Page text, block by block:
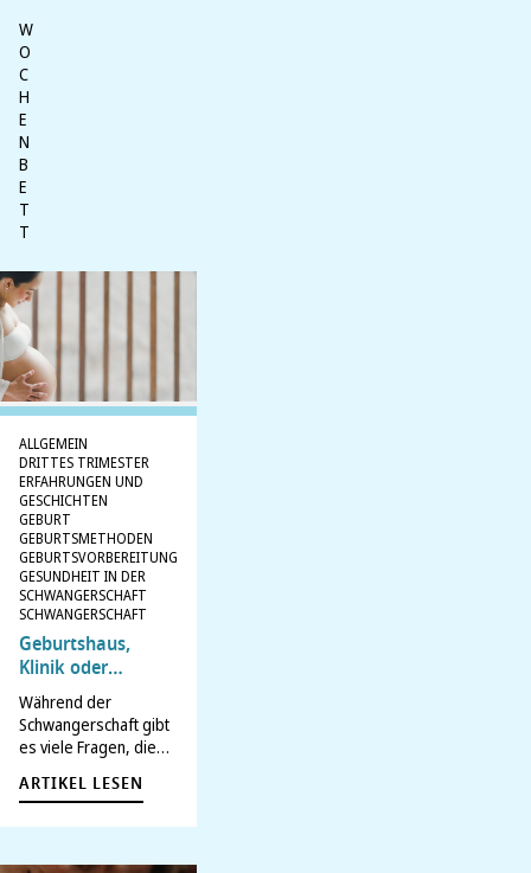
W
O
C
H
E
N
B
E
T
T
ALLGEMEIN
DRITTES TRIMESTER
ERFAHRUNGEN UND
GESCHICHTEN
GEBURT
GEBURTSMETHODEN
GEBURTSVORBEREITUNG
GESUNDHEIT IN DER
SCHWANGERSCHAFT
SCHWANGERSCHAFT
Geburtshaus,
Klinik oder
Zuhause? [MIT
FRAGENBOGEN]
Während der
Schwangerschaft gibt
es viele Fragen, die
beschäftigen – und
Besonders in den
ARTIKEL LESEN